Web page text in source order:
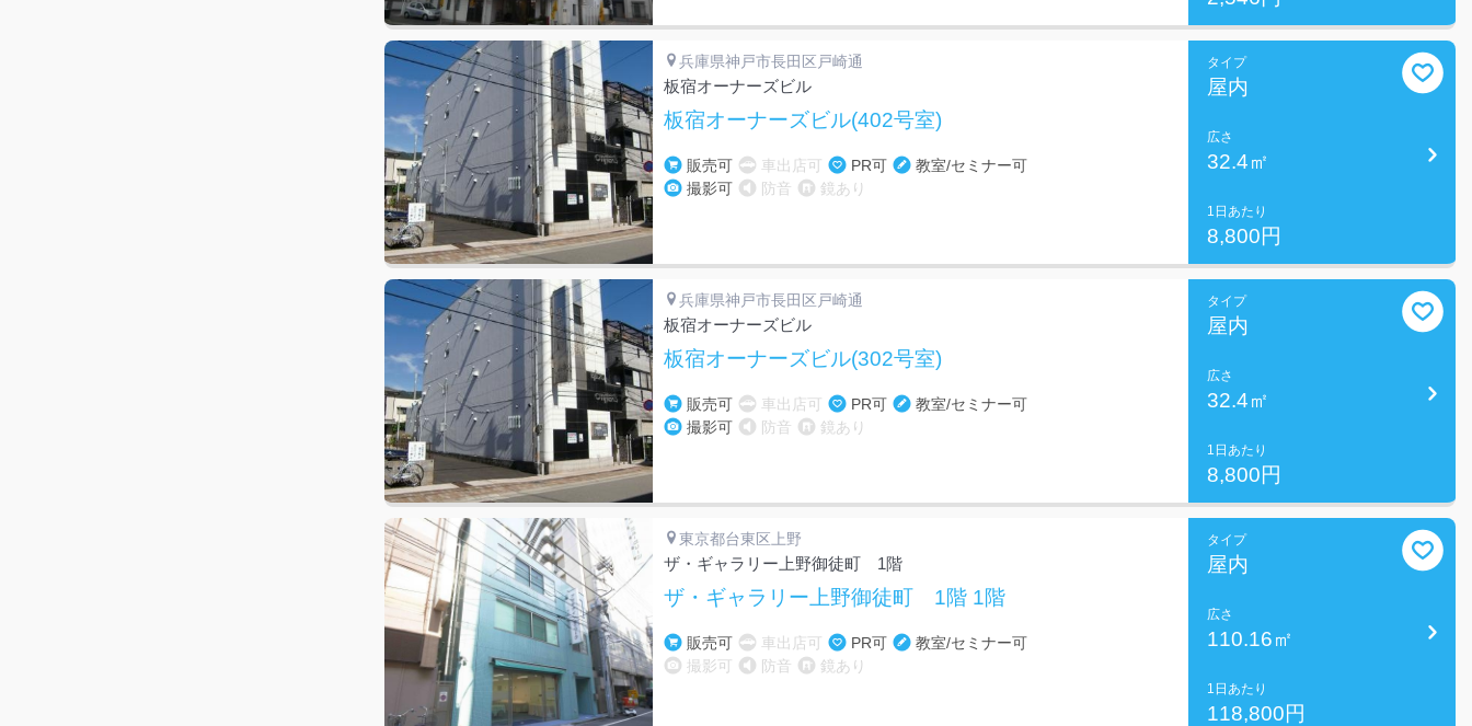
兵庫県神戸市長田区戸崎通
板宿オーナーズビル
板宿オーナーズビル(402号室)
販売可 車出店可 PR可
教室/セミナー可
撮影可
防音 鏡あり
タイプ
屋内
広さ
32.4㎡
1日あたり
8,800円
兵庫県神戸市長田区戸崎通
板宿オーナーズビル
板宿オーナーズビル(302号室)
販売可 車出店可 PR可
教室/セミナー可
撮影可
防音 鏡あり
タイプ
屋内
広さ
32.4㎡
1日あたり
8,800円
東京都台東区上野
ザ・ギャラリー上野御徒町 1階
ザ・ギャラリー上野御徒町 1階 1階
販売可 車出店可 PR可
教室/セミナー可
撮影可
防音 鏡あり
タイプ
屋内
広さ
110.16㎡
1日あたり
118,800円